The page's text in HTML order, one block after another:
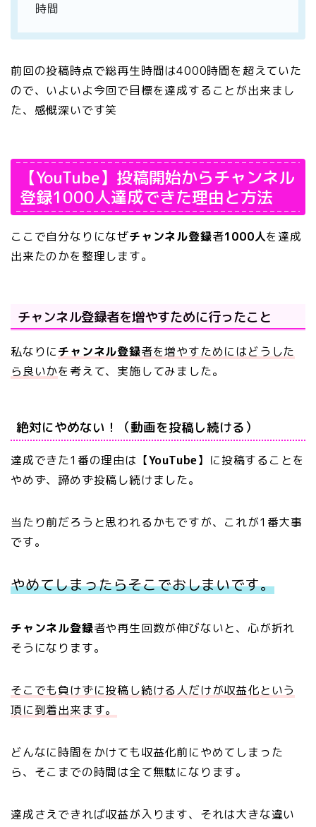
時間
前回の投稿時点で総再生時間は4000時間を超えていた
ので、いよいよ今回で目標を達成することが出来まし
た、感慨深いです笑
【YouTube】投稿開始からチャンネル
登録1000人達成できた理由と方法
ここで自分なりになぜチャンネル登録者1000人を達成
出来たのかを整理します。
チャンネル登録者を増やすために行ったこと
私なりにチャンネル登録者を増やすためにはどうした
ら良いかを考えて、実施してみました。
絶対にやめない！（動画を投稿し続ける）
達成できた1番の理由は【YouTube】に投稿することを
やめず、諦めず投稿し続けました。
当たり前だろうと思われるかもですが、これが1番大事
です。
やめてしまったらそこでおしまいです。
チャンネル登録者や再生回数が伸びないと、心が折れ
そうになります。
そこでも負けずに投稿し続ける人だけが収益化という
頂に到着出来ます。
どんなに時間をかけても収益化前にやめてしまった
ら、そこまでの時間は全て無駄になります。
達成さえできれば収益が入ります、それは大きな違い